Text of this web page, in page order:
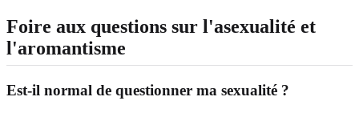
Foire aux questions sur l'asexualité et
l'aromantisme
Est-il normal de questionner ma sexualité ?